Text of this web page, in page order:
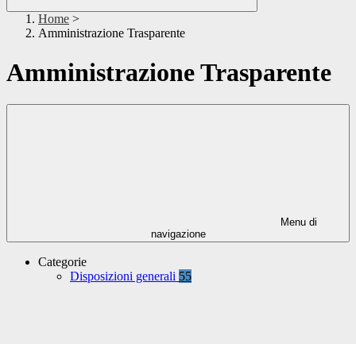
Home >
Amministrazione Trasparente
Amministrazione Trasparente
Menu di
navigazione
Categorie
Disposizioni generali 55